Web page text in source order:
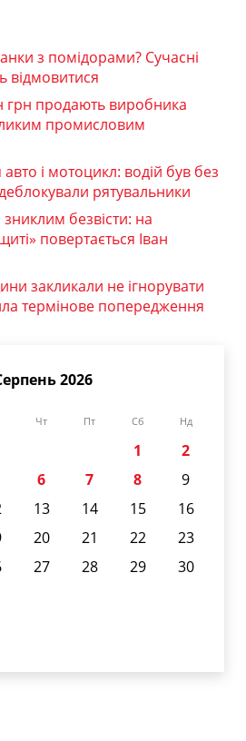
з помідорами? Сучасні
відмовитися
грн продають виробника
промисловим
авто і мотоцикл: водій був без
рятувальники
безвісти: на
повертається Іван
закликали не ігнорувати
термінове попередження
2026
Чт Пт Сб Нд
1
2
6 7 8
9
13 14 15
16
20 21 22
23
27 28 29
30